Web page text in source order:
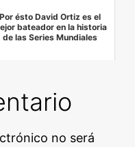
Por ésto David Ortiz es el
bateador en la historia
de las Series Mundiales
no será